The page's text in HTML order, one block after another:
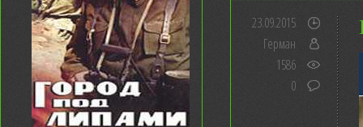
23.09.2015
Герман
1586
0